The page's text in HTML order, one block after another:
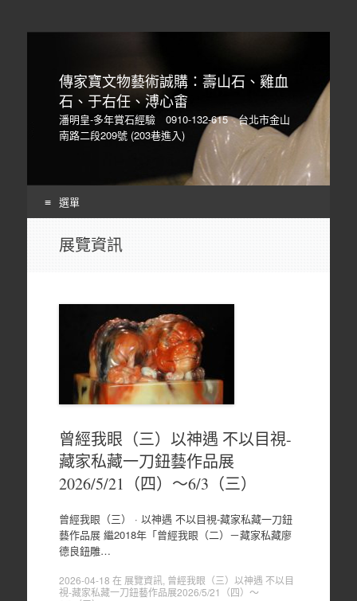
傳家寶文物藝術誠購：壽山石、雞血
石、于右任、溥心畬
潘明皇-多年賞石經驗 0910-132-615 台北市金山
南路二段209號 (203巷進入)
選單
展覽資訊
曾經我眼（三）以神遇 不以目視-
藏家私藏一刀鈕藝作品展
2026/5/21（四）～6/3（三）
曾經我眼（三） · 以神遇 不以目視-藏家私藏一刀鈕
藝作品展 繼2018年「曾經我眼（二）－藏家私藏廖
德良鈕雕…
2026-04-18 在 展覽資訊 曾經我眼（三）以神遇 不以目
視-藏家私藏一刀鈕藝作品展2026/5/21（四）～